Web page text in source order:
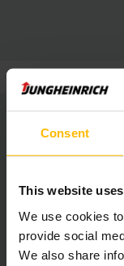
Consent
This website
We use cookies
provide social
We also share
Slimme